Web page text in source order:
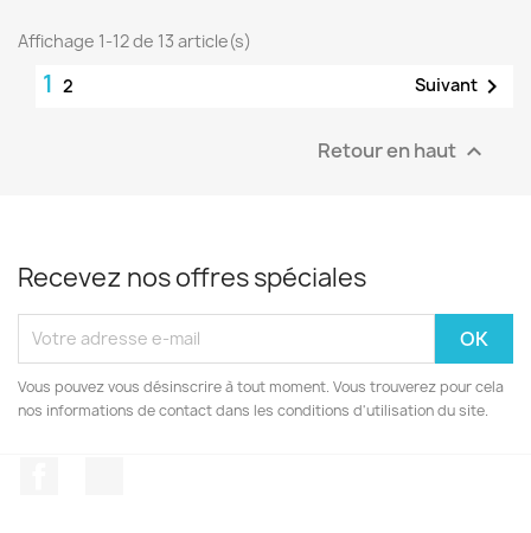
Affichage 1-12 de 13 article(s)
1 2 Suivant 
Retour en haut 
Recevez nos offres spéciales
Vous pouvez vous désinscrire à tout moment. Vous trouverez pour cela
nos informations de contact dans les conditions d'utilisation du site.